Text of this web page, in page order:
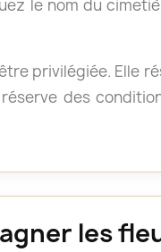
le nom du
privilégiée. Elle
des
les